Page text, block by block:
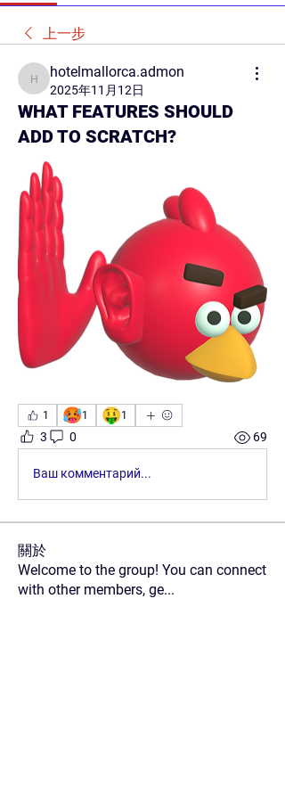
上一步
hotelmallorca.admon
hotelmallorca.admon
2025年11月12日
WHAT FEATURES SHOULD
ADD TO SCRATCH?
1 🥵1 🤑1
3 0 69
Ваш комментарий...
關於
Welcome to the group! You can connect
with other members, ge...